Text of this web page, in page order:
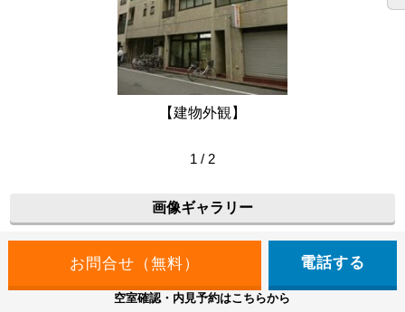
【建物外観】
1 / 2
画像ギャラリー
電話する
空室確認・内見予約はこちらから